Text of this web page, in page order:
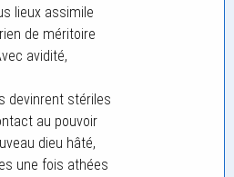
lieux assimile
de méritoire
avidité,
devinrent stériles
au pouvoir
dieu hâté,
une fois athées